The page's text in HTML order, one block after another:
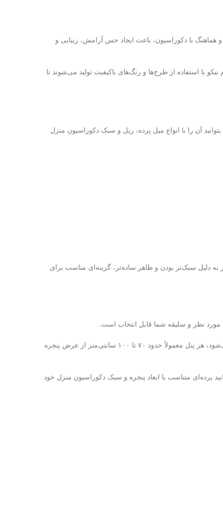
هماهنگ با دکوراسیون، باعث ایجاد حس آرامش، زیبایی و
با استفاده از طرح‌ها و رنگ‌های باکیفیت تولید می‌شوند تا
آن را با انواع میل پرده، ریل و سبک دکوراسیون منزل
دلیل سبک‌تر بودن و ظاهر ساده‌تر، گزینه‌ای مناسب برای
مورد نظر و سلیقه شما قابل انتخاب است.
عرض هر پنل پرده هوم نیکو به‌صورت استاندارد ۱۴۵ سانتی‌متر می‌باشد. با توجه به اینکه پرده هنگام نصب روی میل پرده دارای چین‌خوردگی می‌شود، هر پنل معمولاً حدود ۷۰ تا ۱۰۰ سانتی‌متر از عرض پنجره
پرده‌ای متناسب با ابعاد پنجره و سبک دکوراسیون منزل خود